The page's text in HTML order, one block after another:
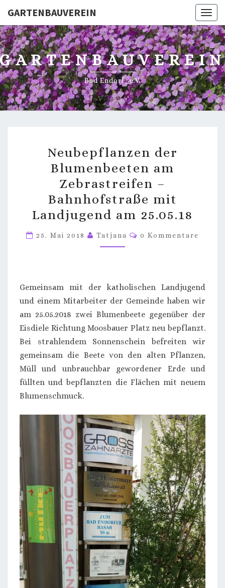
GARTENBAUVEREIN
Bad Endorf_e.V.
DER
BLUMENBEETEN
AM
ZEBRASTREIFEN
BAHNHOFSTRASSE M
IT L
ANDJUGEND A
Neubepflanzen der
Blumenbeeten am
Zebrastreifen –
Bahnhofstraße mit
Landjugend am 25.05.18
25. Mai 2018 Tatjana Kommentare
0 Kommentare
Gemeinsam mit der katholischen Landjugend
und einem Mitarbeiter der Gemeinde haben wir
am 25.05.2018 zwei Blumenbeete gegenüber der
Eisdiele Richtung Moosbauer Platz neu bepflanzt.
Bei strahlendem Sonnenschein befreiten wir
gemeinsam die Beete von den alten Pflanzen,
Müll und unbrauchbar gewordener Erde und
füllten und bepflanzten die Flächen mit neuem
Blumenschmuck.